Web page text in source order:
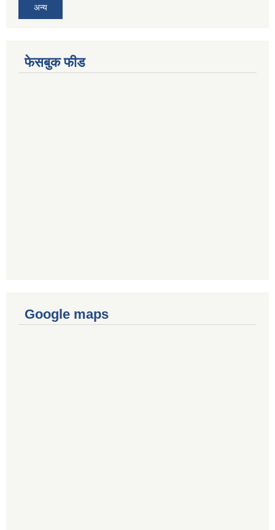
अन्य
फेसबुक फीड
Google maps